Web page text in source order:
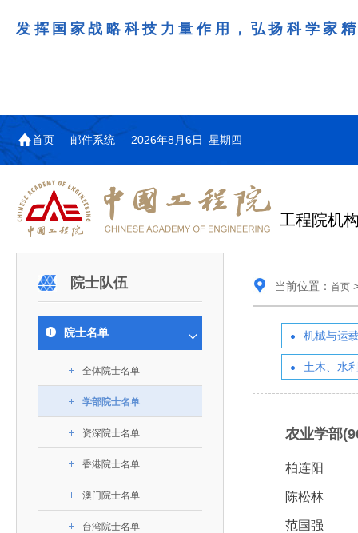
发挥国家战略科技力量作用，弘扬科学家
首页 邮件系统 2026年8月6日 星期四
工程院机
978人
393人
资深院士名单
7人
香港院士名单
3人
学部院士名单
信息与电子工程学部
化工、冶金与材料工程学部
能源与矿业工程学部
土木、水利与建筑工程学部
工程管理学部(85人,其中79 人为跨学
中国工程院是中国工程科学技术界最高荣誉
性、咨询性学术机构。组织院士开展战略咨询研
究，为国家决策提供支撑服务是中国工程院的主要
职能和中心工作之一。
化科技战略咨询，提升国家创新体系整体效能。中
国工程院以习近平新时代中国特色社会主义思想为
指导，按照党中央、国务院战略部署，坚持“服务决
医药卫生学部学术报告会在京举行
为深入贯彻落实习近平总书记在国家
奖励大会、两院院士大会、中国科协
全国代表大会上的重要讲话精神，充
术引领作用，2026年7月10日下午，
行。6位院士做报告，50余位院士参
2026年中国工程科技论坛在京举行
中国工程院工程科技学术研讨会——细胞治疗学术会议在京召开
江西研究院组织召开省校产
7月9日，中国工程科技发展战略
江西研究院（以下简称“江西研
究院”）联合江西省科技成果转
移转化中心，组织江西省相关地
办产学研合作交流会。北京化工
大学党委常委、副校长许海军，
江西省科学院党组成员、副院长
章国勇，江西研究院副院长邹慧
出席会议。
2026-03-26
2026-03-04
中国工程院教育委员会以习近平新时代中国特
色社会主义思想为指导，深入贯彻落实党的二十大
和二十届历次全会精神，按照全国教育大会和中央
人才工作会议有关部署要求，切实履行教育委员会
各项职能，发挥工程教育领域国家高端智库作用，
为一体推进教育科技人才发展，统筹建设教育强
国、科技强国、人才强国提供支撑。主要任务有：
一是贯彻落实习近平总书记重要指示批示精神
和其他中央领导同志有关批示要求，围绕党中央决
策部署，充分发挥高端智库作用，组织院士、专家
开展与工程教育（包括工、农、医科）有关的咨询
第29届中日韩工程院圆桌会
2026年7月23日，第29届中日韩
工程院圆桌会议在韩国首尔成功
举行。本届会议由韩国工程院轮
值主办，三国工程院院士及代表
国际关系委员会主席朴宰佑院
士、中国工程院国际合作局副局
长（主持工作）丁宁、日本工程
院原副院长原山优子致开幕辞。
2026-07-27
香港工程师学会交流团访问我院 2026-05-03
院士队伍
院士名单
全体院士名单
学部院士名单
资深院士名单
香港院士名单
澳门院士名单
台湾院士名单
当前位置： 首页
机械与运
土木、水
农业学部
柏连阳
陈松林
范国强